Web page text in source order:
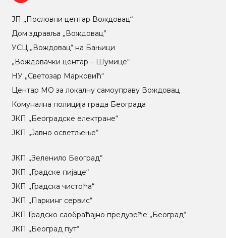
ЈП „Пословни центар Вождовац“
Дом здравља „Вождовац”
УСЦ „Вождовац“ на Бањици
„Вождовачки центар – Шумице“
НУ „Светозар Марковић“
Центар МO за локалну самоуправу Вождовац
Комунална полиција града Београда
ЈКП „Београдске електране“
ЈКП „Јавно осветљење“
ЈКП „Зеленило Београд“
ЈКП „Градске пијаце“
ЈКП „Градска чистоћа“
ЈКП „Паркинг сервис“
ЈКП Градско саобраћајно предузеће „Београд“
ЈКП „Београд пут“